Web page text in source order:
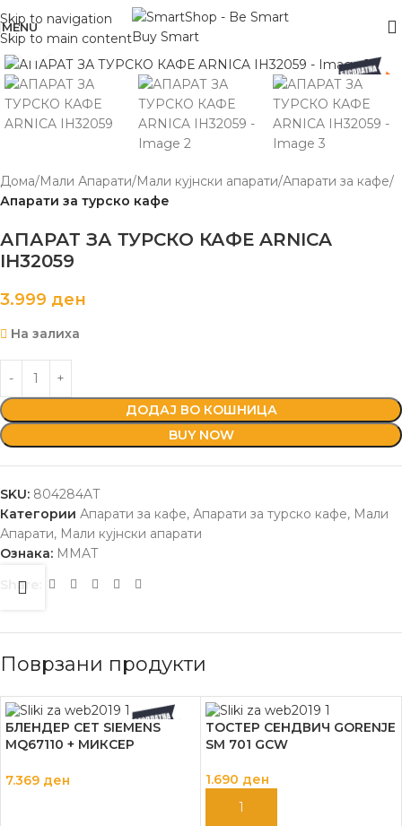
Skip to navigation
Skip to main content
MENU
Click to enlarge
Дома Мали Апарати Мали кујнски апарати Апарати за кафе
Апарати за турско кафе
АПАРАТ ЗА ТУРСКО КАФЕ ARNICA
IH32059
3.999 ден
На залиха
ДОДАЈ ВО КОШНИЦА
BUY NOW
SKU: 804284AT
Категории Апарати за кафе, Апарати за турско кафе, Мали
Апарати, Мали кујнски апарати
Ознака: MMAT
Share:
Поврзани продукти
БЛЕНДЕР СЕТ SIEMENS
MQ67110 + МИКСЕР
MR008B1
7.369 ден
ТОСТЕР СЕНДВИЧ GORENJE
SM 701 GCW
1.690 ден
ДОДАЈ ВО КОШНИЦА